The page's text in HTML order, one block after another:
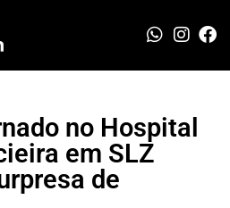
no Hospital
em SLZ
de